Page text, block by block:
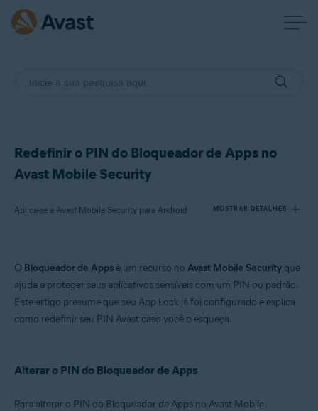
Redefinir o PIN do Bloqueador de Apps no
Avast Mobile Security
Aplica-se a Avast Mobile Security para Android MOSTRAR DETALHES
Produtos:
Avast Mobile Security 24.x para Android
O Bloqueador de Apps é um recurso no Avast Mobile Security que
ajuda a proteger seus aplicativos sensíveis com um PIN ou padrão.
Este artigo presume que seu App Lock já foi configurado e explica
como redefinir seu PIN Avast caso você o esqueça.
Alterar o PIN do Bloqueador de Apps
Para alterar o PIN do Bloqueador de Apps no Avast Mobile